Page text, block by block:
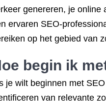
genereren, je online
ervaren SEO-
op het gebied van
begin ik
je wilt beginnen met
van relevante